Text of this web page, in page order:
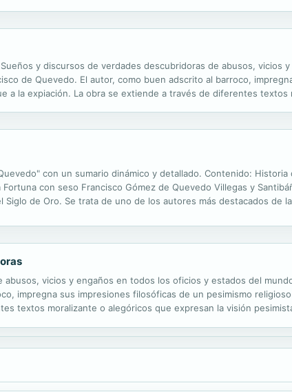
y discursos de verdades descubridoras de abusos, vicios
de Quevedo. El autor, como buen adscrito al barroco,
a la expiación. La obra se extiende a través de diferentes
con un sumario dinámico y detallado. Contenido:
con seso Francisco Gómez de Quevedo Villegas y
de Oro. Se trata de uno de los autores más destacados de
vicios y engaños en todos los oficios y estados del
impregna sus impresiones filosóficas de un pesimismo
textos moralizante o alegóricos que expresan la visión